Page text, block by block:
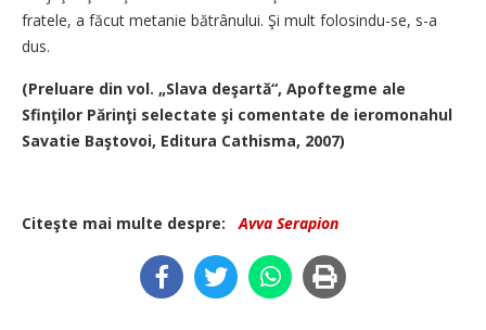
fratele, a făcut metanie bătrânului. Şi mult folosindu-se, s-a
dus.
(Preluare din vol. „Slava deşartă“, Apoftegme ale
Sfinţilor Părinţi selectate şi comentate de ieromonahul
Savatie Baştovoi, Editura Cathisma, 2007)
Citeşte mai multe despre: Avva Serapion